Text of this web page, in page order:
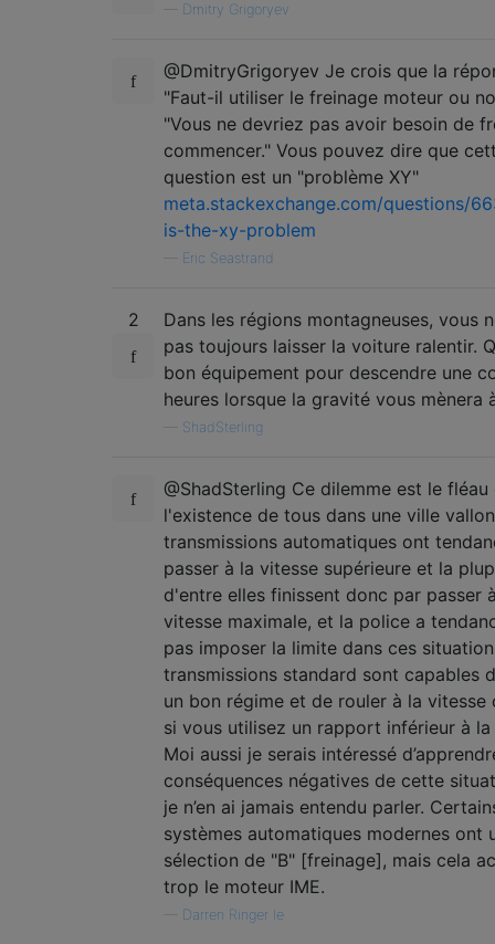
Dmitry Grigoryev
@DmitryGrigoryev Je crois que la
"Faut-il utiliser le freinage moteur ou
"Vous ne devriez pas avoir besoin de
commencer." Vous pouvez dire que
question est un "problème XY"
meta.stackexchange.com/questions/
is-the-xy-problem
Eric Seastrand
2
Dans les régions montagneuses, vous
pas toujours laisser la voiture ralentir.
bon équipement pour descendre une
heures lorsque la gravité vous mènera
ShadSterling
@ShadSterling Ce dilemme est le fléau
l'existence de tous dans une ville
transmissions automatiques ont
passer à la vitesse supérieure et la
d'entre elles finissent donc par passer
vitesse maximale, et la police a
pas imposer la limite dans ces
transmissions standard sont capables
un bon régime et de rouler à la vitesse
si vous utilisez un rapport inférieur à la
Moi aussi je serais intéressé
conséquences négatives de cette
je n’en ai jamais entendu parler.
systèmes automatiques modernes ont
sélection de "B" [freinage], mais cela
trop le moteur IME.
Darren Ringer le